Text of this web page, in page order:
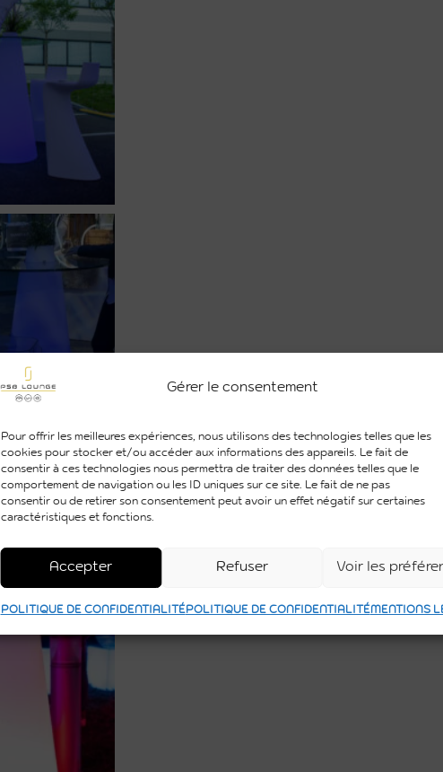
Gérer le consentement
Pour offrir les meilleures expériences, nous utilisons des technologies telles que les
cookies pour stocker et/ou accéder aux informations des appareils. Le fait de
consentir à ces technologies nous permettra de traiter des données telles que le
comportement de navigation ou les ID uniques sur ce site. Le fait de ne pas
consentir ou de retirer son consentement peut avoir un effet négatif sur certaines
caractéristiques et fonctions.
Accepter Refuser Voir les
POLITIQUE DE CONFIDENTIALITÉPOLITIQUE DE CONFIDENTIALITÉMENTIONS